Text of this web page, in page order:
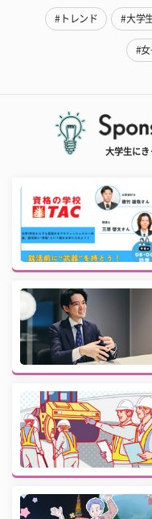
#トレンド #大学
#女
大学生にき